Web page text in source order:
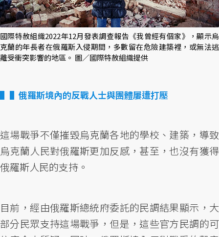
國際特赦組織2022年12月發表調查報告《我曾經有個家》，顯示烏
克蘭的年長者在俄羅斯入侵期間，多數留在危險建築裡，或無法逃
離受衝突影響的地區。 圖／國際特赦組織提供
▌俄羅斯境內的反戰人士與團體屢遭打壓
這場戰爭不僅摧毀烏克蘭各地的學校、建築，導致
烏克蘭人民對俄羅斯更加反感，甚至，也沒有獲得
俄羅斯人民的支持。
目前，經由俄羅斯總統府委託的民調結果顯示，大
部分民眾支持這場戰爭，但是，這些官方民調的可